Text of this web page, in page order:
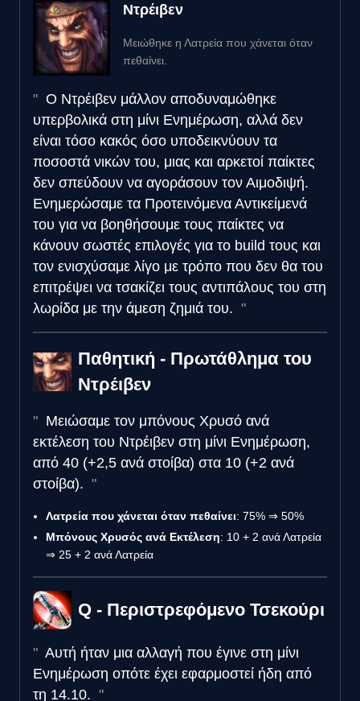
Ντρέιβεν
Μειώθηκε η Λατρεία που χάνεται όταν
πεθαίνει.
Ο Ντρέιβεν μάλλον αποδυναμώθηκε
υπερβολικά στη μίνι Ενημέρωση, αλλά δεν
είναι τόσο κακός όσο υποδεικνύουν τα
ποσοστά νικών του, μιας και αρκετοί παίκτες
δεν σπεύδουν να αγοράσουν τον Αιμοδιψή.
Ενημερώσαμε τα Προτεινόμενα Αντικείμενά
του για να βοηθήσουμε τους παίκτες να
κάνουν σωστές επιλογές για το build τους και
τον ενισχύσαμε λίγο με τρόπο που δεν θα του
επιτρέψει να τσακίζει τους αντιπάλους του στη
λωρίδα με την άμεση ζημιά του.
Παθητική - Πρωτάθλημα του
Ντρέιβεν
Μειώσαμε τον μπόνους Χρυσό ανά
εκτέλεση του Ντρέιβεν στη μίνι Ενημέρωση,
από 40 (+2,5 ανά στοίβα) στα 10 (+2 ανά
στοίβα).
Λατρεία που χάνεται όταν πεθαίνει: 75% ⇒ 50%
Μπόνους Χρυσός ανά Εκτέλεση: 10 + 2 ανά Λατρεία
⇒ 25 + 2 ανά Λατρεία
Q - Περιστρεφόμενο Τσεκούρι
Αυτή ήταν μια αλλαγή που έγινε στη μίνι
Ενημέρωση οπότε έχει εφαρμοστεί ήδη από
τη 14.10.